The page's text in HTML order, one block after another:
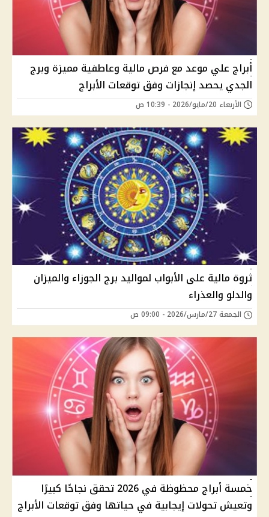
أبراج علي موعد مع فرص مالية وعاطفية مميزة وبرج
الجدي يحصد إنجازات وفق توقعات الأبراج
الأربعاء 20/مايو/2026 - 10:39 ص
ثروة مالية على الأبواب لمواليد برج الجوزاء والميزان
والدلو والعذراء
الجمعة 27/مارس/2026 - 09:00 ص
خمسة أبراج محظوظة في 2026 تحقق نجاحًا كبيرًا
وتعيش تحولات إيجابية في حياتها وفق توقعات الأبراج